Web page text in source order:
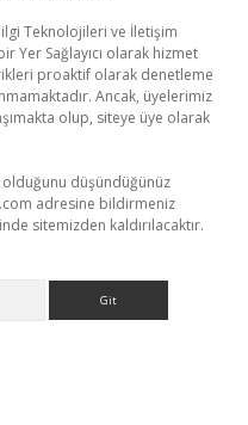
Teknolojileri ve İletişim
Yer Sağlayıcı olarak hizmet
proaktif olarak denetleme
Ancak, üyelerimiz
olup, siteye üye olarak
olduğunu düşündüğünüz
adresine bildirmeniz
sitemizden kaldırılacaktır.